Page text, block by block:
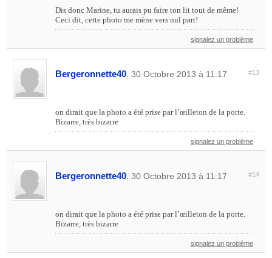
Dis donc Marine, tu aurais pu faire ton lit tout de même!
Ceci dit, cette photo me mène vers nul part!
signalez un problème
Bergeronnette40 , 30 Octobre 2013 à 11:17 #13
on dirait que la photo a été prise par l’œilleton de la porte.
Bizarre, très bizarre
signalez un problème
Bergeronnette40 , 30 Octobre 2013 à 11:17 #14
on dirait que la photo a été prise par l’œilleton de la porte.
Bizarre, très bizarre
signalez un problème